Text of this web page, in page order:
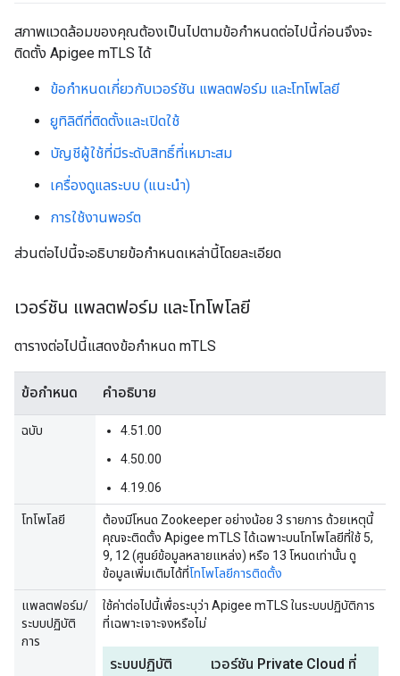
สภาพแวดล้อมของคุณต้องเป็นไปตามข้อกำหนดต่อไปนี้ก่อนจึงจะ
ติดตั้ง Apigee mTLS ได้
ข้อกำหนดเกี่ยวกับเวอร์ชัน แพลตฟอร์ม และโทโพโลยี
ยูทิลิตีที่ติดตั้งและเปิดใช้
บัญชีผู้ใช้ที่มีระดับสิทธิ์ที่เหมาะสม
เครื่องดูแลระบบ (แนะนำ)
การใช้งานพอร์ต
ส่วนต่อไปนี้จะอธิบายข้อกำหนดเหล่านี้โดยละเอียด
เวอร์ชัน แพลตฟอร์ม และโทโพโลยี
ตารางต่อไปนี้แสดงข้อกำหนด mTLS
ข้อกำหนด คำอธิบาย
ฉบับ
4.51.00
4.50.00
4.19.06
โทโพโลยี
ต้องมีโหนด Zookeeper อย่างน้อย 3 รายการ ด้วยเหตุนี้
คุณจะติดตั้ง Apigee mTLS ได้เฉพาะบนโทโพโลยีที่ใช้ 5,
9, 12 (ศูนย์ข้อมูลหลายแหล่ง) หรือ 13 โหนดเท่านั้น ดู
ข้อมูลเพิ่มเติมได้ที่โทโพโลยีการติดตั้ง
แพลตฟอร์ม/
ระบบปฏิบัติ
การ
ใช้ค่าต่อไปนี้เพื่อระบุว่า Apigee mTLS ในระบบปฏิบัติการ
ที่เฉพาะเจาะจงหรือไม่
ระบบปฏิบัติ เวอร์ชัน Private Cloud ที่